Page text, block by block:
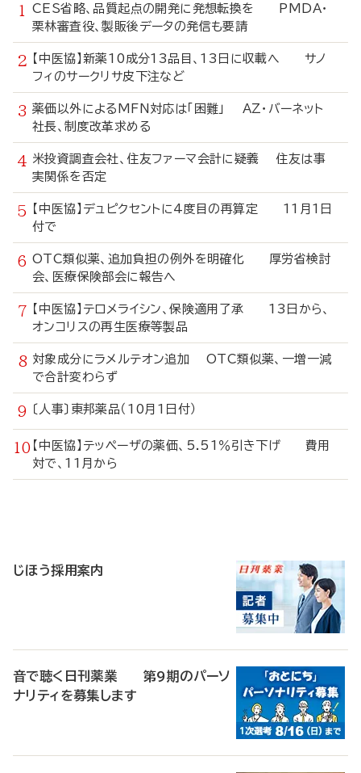
CES省略、品質起点の開発に発想転換を PMDA・
栗林審査役、製販後データの発信も要請
【中医協】新薬10成分13品目、13日に収載へ サノ
フィのサークリサ皮下注など
薬価以外によるMFN対応は「困難」 AZ・バーネット
社長、制度改革求める
米投資調査会社、住友ファーマ会計に疑義 住友は事
実関係を否定
【中医協】デュピクセントに4度目の再算定 11月1日
付で
OTC類似薬、追加負担の例外を明確化 厚労省検討
会、医療保険部会に報告へ
【中医協】テロメライシン、保険適用了承 13日から、
オンコリスの再生医療等製品
対象成分にラメルテオン追加 OTC類似薬、一増一減
で合計変わらず
〔人事〕東邦薬品（10月1日付）
【中医協】テッペーザの薬価、5.51％引き下げ 費用
対で、11月から
じほう採用案内
音で聴く日刊薬業 第9期のパーソ
ナリティを募集します